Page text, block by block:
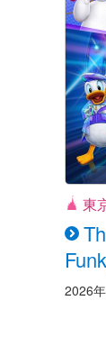
東
2026